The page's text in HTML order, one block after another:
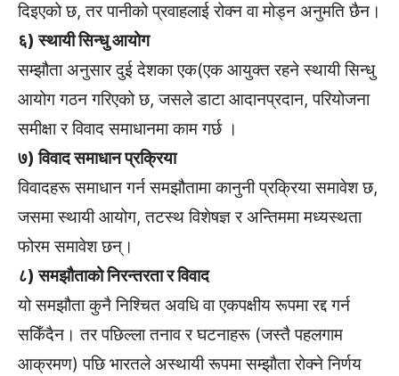
दिइएको छ, तर पानीको प्रवाहलाई रोक्न वा मोड्न अनुमति छैन।
६) स्थायी सिन्धु आयोग
सम्झौता अनुसार दुई देशका एक(एक आयुक्त रहने स्थायी सिन्धु
आयोग गठन गरिएको छ, जसले डाटा आदानप्रदान, परियोजना
समीक्षा र विवाद समाधानमा काम गर्छ ।
७) विवाद समाधान प्रक्रिया
विवादहरू समाधान गर्न समझौतामा कानुनी प्रक्रिया समावेश छ,
जसमा स्थायी आयोग, तटस्थ विशेषज्ञ र अन्तिममा मध्यस्थता
फोरम समावेश छन्।
८) समझौताको निरन्तरता र विवाद
यो समझौता कुनै निश्चित अवधि वा एकपक्षीय रूपमा रद्द गर्न
सकिँदैन। तर पछिल्ला तनाव र घटनाहरू (जस्तै पहलगाम
आक्रमण) पछि भारतले अस्थायी रूपमा सम्झौता रोक्ने निर्णय